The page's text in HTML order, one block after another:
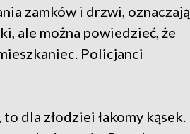
zamków i drzwi, oznaczają
ale można powiedzieć, że
Policjanci
dla złodziei łakomy kąsek.